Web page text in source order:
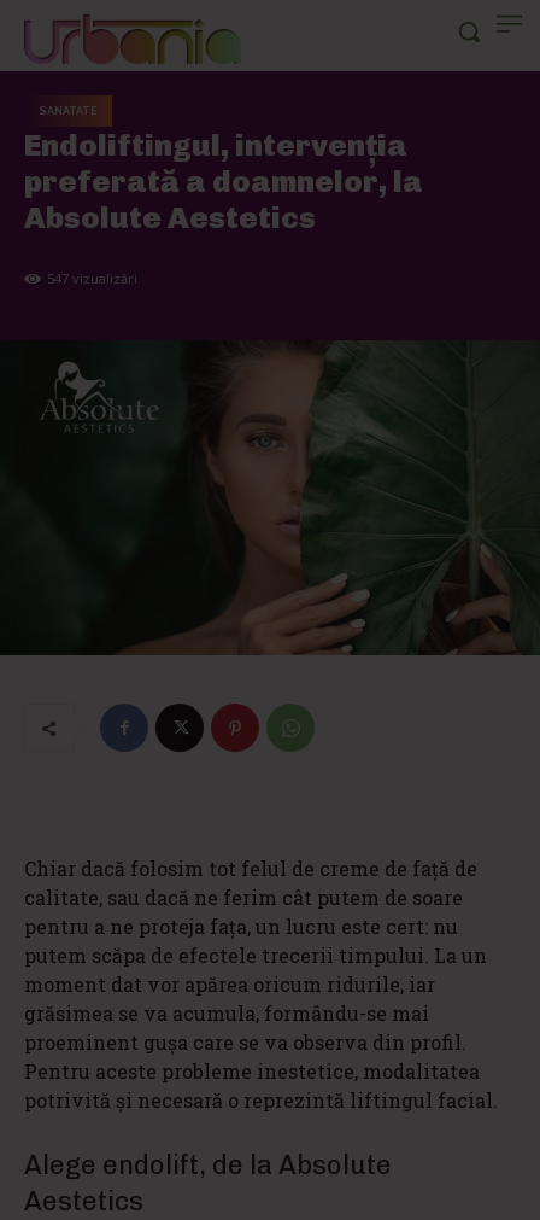
SANATATE
Endoliftingul, intervenția
preferată a doamnelor, la
Absolute Aestetics
547 vizualizări
Chiar dacă folosim tot felul de creme de față de
calitate, sau dacă ne ferim cât putem de soare
pentru a ne proteja fața, un lucru este cert: nu
putem scăpa de efectele trecerii timpului. La un
moment dat vor apărea oricum ridurile, iar
grăsimea se va acumula, formându-se mai
proeminent gușa care se va observa din profil.
Pentru aceste probleme inestetice, modalitatea
potrivită și necesară o reprezintă liftingul facial.
Alege endolift, de la Absolute
Aestetics